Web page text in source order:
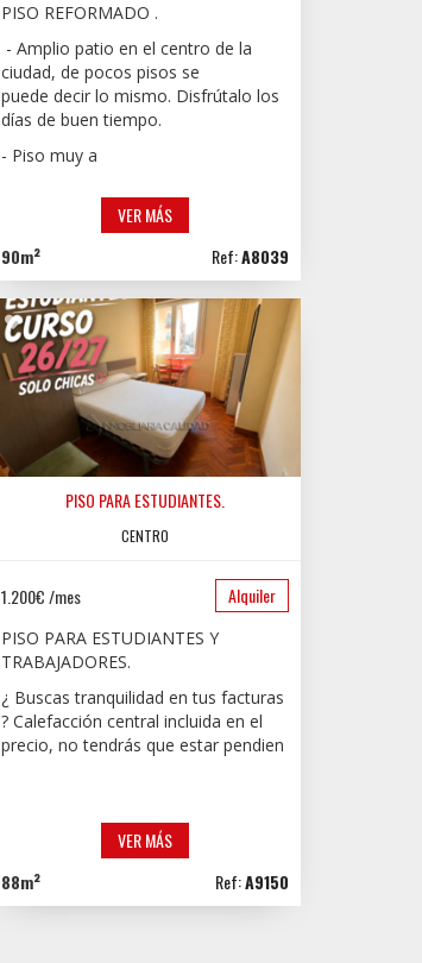
PISO REFORMADO .
- Amplio patio en el centro de la
ciudad, de pocos pisos se
puede decir lo mismo. Disfrútalo los
días de buen tiempo.
- Piso muy a
VER MÁS
90m²
Ref:A8039
PISO PARA ESTUDIANTES.
CENTRO
1.200€ /mes Alquiler
PISO PARA ESTUDIANTES Y
TRABAJADORES.
¿ Buscas tranquilidad en tus facturas
? Calefacción central incluida en el
precio, no tendrás que estar pendien
VER MÁS
88m²
Ref:A9150